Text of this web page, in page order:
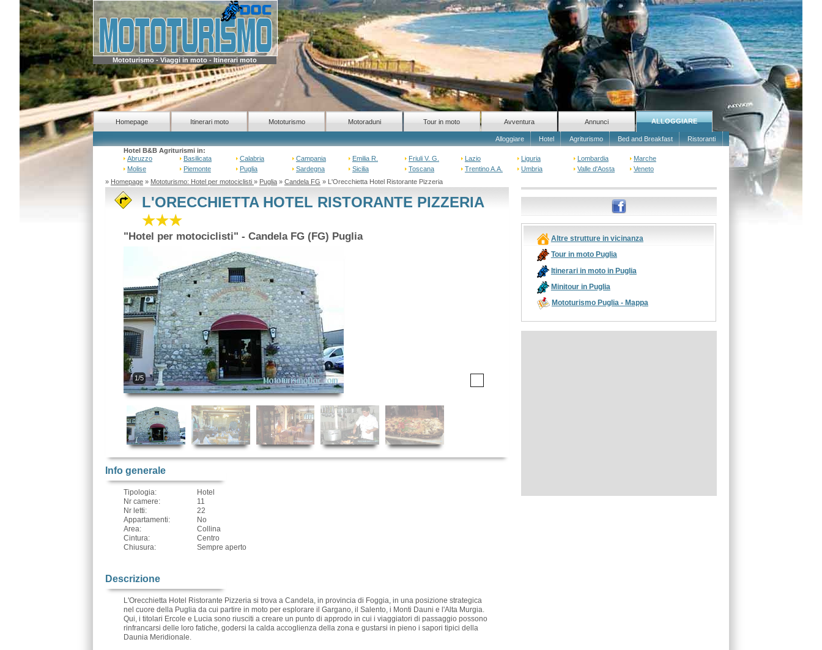
Mototurismo - Viaggi in moto - Itinerari moto
Homepage Itinerari moto Mototurismo Motoraduni Tour in moto Avventura Annunci ALLOGGIARE
Alloggiare Hotel Agriturismo Bed and Breakfast
Ristoranti
Hotel B&B Agriturismi in:
Abruzzo
Basilicata Calabria Campania Emilia R. Friuli V. G. Lazio Liguria Lombardia
Marche
Molise
Piemonte Puglia Sardegna Sicilia Toscana Trentino A.A. Umbria Valle d'Aosta
Veneto
» Homepage» Mototurismo: Hotel per motociclisti » Puglia» Candela FG » L'Orecchietta Hotel Ristorante Pizzeria
L'ORECCHIETTA HOTEL RISTORANTE PIZZERIA
★★★
"Hotel per motociclisti" - Candela FG (FG) Puglia
1/5
Info generale
Tipologia:
Nr camere:
Nr letti:
Appartamenti:
Area:
Cintura:
Chiusura:
Hotel
11
22
No
Collina
Centro
Sempre aperto
Descrizione
L'Orecchietta Hotel Ristorante Pizzeria si trova a Candela, in provincia di Foggia, in una posizione strategica
nel cuore della Puglia da cui partire in moto per esplorare il Gargano, il Salento, i Monti Dauni e l'Alta Murgia.
Qui, i titolari Ercole e Lucia sono riusciti a creare un punto di approdo in cui i viaggiatori di passaggio possono
rinfrancarsi delle loro fatiche, godersi la calda accoglienza della zona e gustarsi in pieno i sapori tipici della
Daunia Meridionale.
Altre strutture in vicinanza
Tour in moto Puglia
Itinerari in moto in Puglia
Minitour in Puglia
Mototurismo Puglia - Mappa